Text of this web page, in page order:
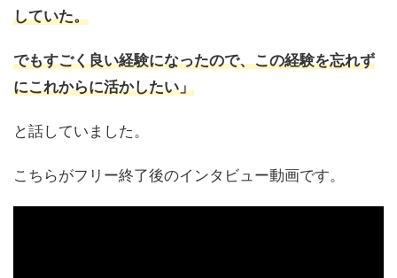
していた。
でもすごく良い経験になったので、この経験を忘れず
にこれからに活かしたい」
と話していました。
こちらがフリー終了後のインタビュー動画です。